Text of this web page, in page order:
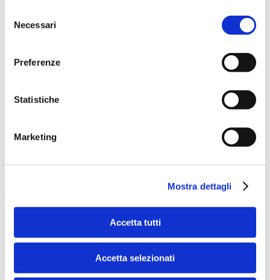
delNecessari
Preferenze
Statistiche
Marketing
Mostra dettagli
Accetta tutti
Accetta selezionati
dal punto vista tecnologico. I protocolli e gli standard
dell'open banking evolveranno e chi ha sposato la
soluzione interna sarà costretto ad investire
una commodity. Inoltre, la nostra piattaforma riconcilia
nativamente tutti i diversi standard tecnici, compreso
integrazione e authentication altrimenti molto onerosi”.